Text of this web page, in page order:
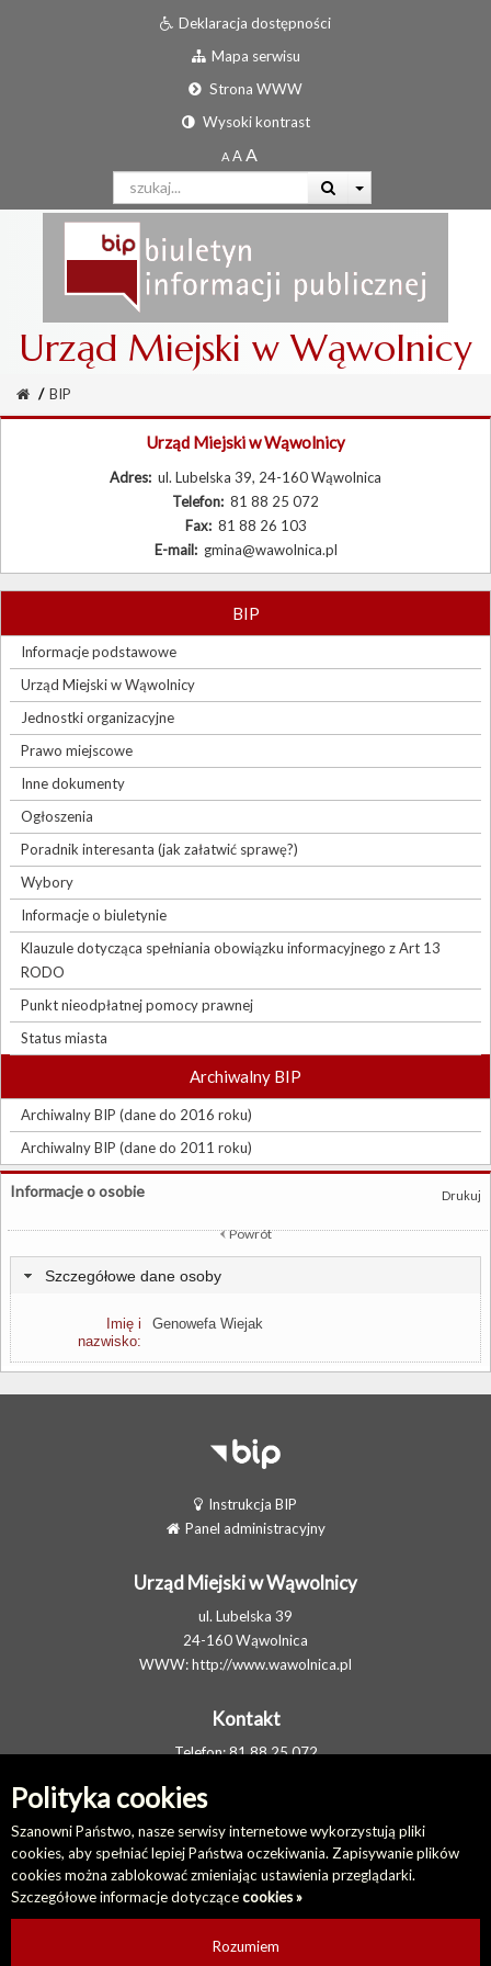
Polityka cookies
Szanowni Państwo, nasze serwisy internetowe wykorzystują pliki
cookies, aby spełniać lepiej Państwa oczekiwania. Zapisywanie plików
cookies można zablokować zmieniając ustawienia przeglądarki.
Szczegółowe informacje dotyczącecookies »
Rozumiem
Deklaracja dostępności
Mapa serwisu
Strona WWW
Wysoki kontrast
Urząd Miejski w Wąwolnicy
/ BIP
Urząd Miejski w Wąwolnicy
Adres: ul. Lubelska 39, 24-160 Wąwolnica
Telefon: 81 88 25 072
Fax: 81 88 26 103
E-mail: gmina@wawolnica.pl
BIP
Informacje podstawowe
Urząd Miejski w Wąwolnicy
Jednostki organizacyjne
Prawo miejscowe
Inne dokumenty
Ogłoszenia
Poradnik interesanta (jak załatwić sprawę?)
Wybory
Informacje o biuletynie
Klauzule dotycząca spełniania obowiązku informacyjnego z Art 13
RODO
Punkt nieodpłatnej pomocy prawnej
Status miasta
Archiwalny BIP
Archiwalny BIP (dane do 2016 roku)
Archiwalny BIP (dane do 2011 roku)
Drukuj
Informacje o osobie
Powrót
Szczegółowe dane osoby
Imię i
nazwisko:
Genowefa Wiejak
Instrukcja BIP
Panel administracyjny
Urząd Miejski w Wąwolnicy
ul. Lubelska 39
24-160 Wąwolnica
WWW:http://www.wawolnica.pl
Kontakt
Telefon: 81 88 25 072
E-MAIL:gmina@wawolnica.pl
Elektroniczna Skrzynka Podawcza
Na skróty